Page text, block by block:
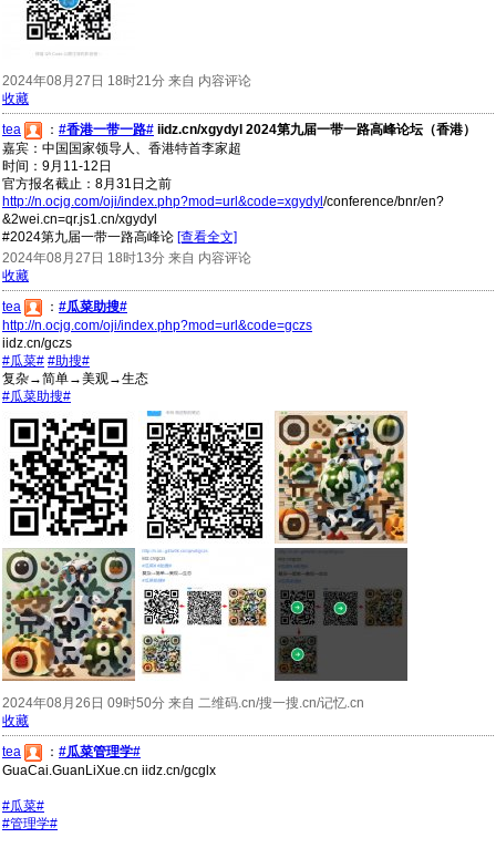
2024年08月27日 18时21分 来自 内容评论
收藏
tea
： #香港一带一路# iidz.cn/xgydyl 2024第九届一带一路高峰论坛（香港）
嘉宾：中国国家领导人、香港特首李家超
时间：9月11-12日
官方报名截止：8月31日之前
http://n.ocjg.com/oji/index.php?mod=url&code=xgydyl /conference/bnr/en?
&2wei.cn=qr.js1.cn/xgydyl
#2024第九届一带一路高峰论 [查看全文]
2024年08月27日 18时13分 来自 内容评论
收藏
tea
： #瓜菜助搜#
http://n.ocjg.com/oji/index.php?mod=url&code=gczs
iidz.cn/gczs
#瓜菜# #助搜#
复杂→简单→美观→生态
#瓜菜助搜#
2024年08月26日 09时50分 来自 二维码.cn/搜一搜.cn/记忆.cn
收藏
tea
： #瓜菜管理学#
GuaCai.GuanLiXue.cn iidz.cn/gcglx
#瓜菜#
#管理学#